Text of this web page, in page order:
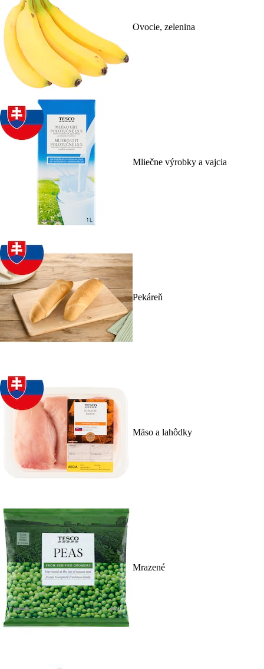
Ovocie, zelenina
Mliečne výrobky a vajcia
Pekáreň
Mäso a lahôdky
Mrazené